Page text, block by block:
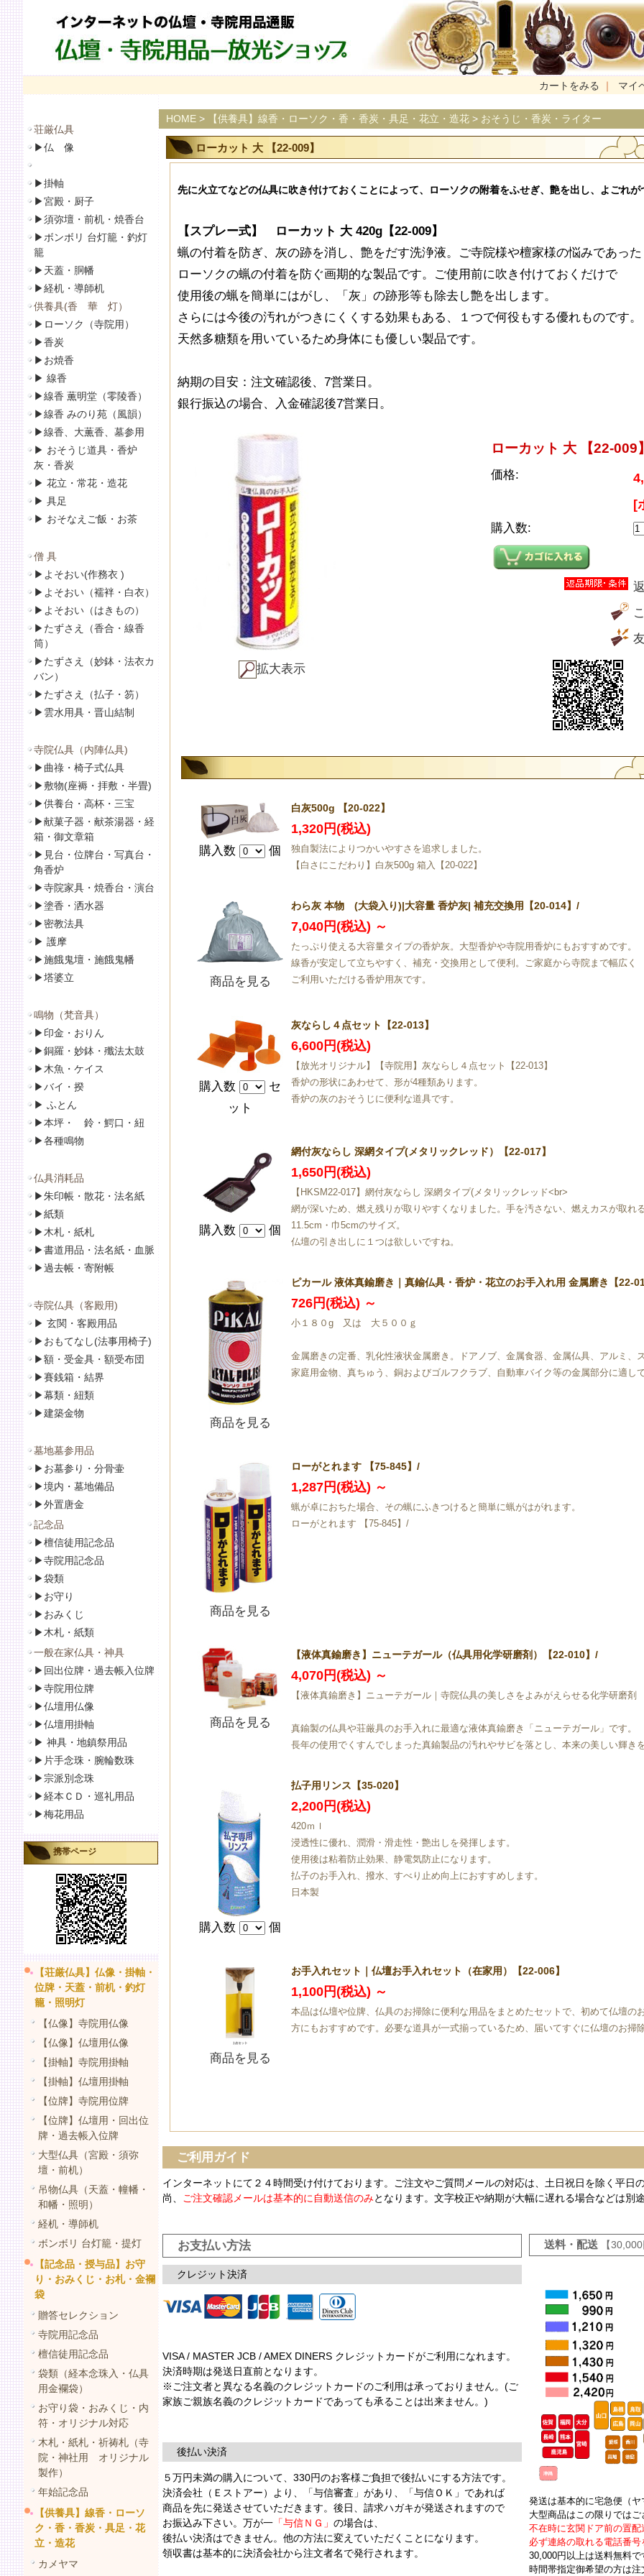
カートをみる ｜ マイ
荘厳仏具
▶仏 像
▶掛軸
▶宮殿・厨子
▶須弥壇・前机・焼香台
▶ ボンボリ 台灯籠・釣灯
籠
▶ 天蓋・胴幡
▶経机・導師机
供養具(香 華 灯）
▶ ローソク（寺院用）
▶香炭
▶ お焼香
▶ 線香
▶線香 薫明堂（零陵香）
▶線香 みのり苑（風韻）
▶線香、大薫香、墓参用
▶ おそうじ道具・香炉
灰・香炭
▶ 花立・常花・造花
▶ 具足
▶ おそなえご飯・お茶
僧 具
▶ よそおい(作務衣 )
▶ よそおい（襦袢・白衣）
▶ よそおい（はきもの）
▶ たずさえ（香合・線香
筒）
▶ たずさえ（妙鉢・法衣カ
バン）
▶ たずさえ（払子・笏）
▶ 雲水用具・晋山結制
寺院仏具（内陣仏具)
▶ 曲祿・椅子式仏具
▶ 敷物(座褥・拝敷・半畳)
▶供養台・高杯・三宝
▶献菓子器・献茶湯器・経
箱・御文章箱
▶ 見台・位牌台・写真台・
角香炉
▶寺院家具・焼香台・演台
▶塗香・洒水器
▶ 密教法具
▶ 護摩
▶施餓鬼壇・施餓鬼幡
▶塔婆立
鳴物（梵音具）
▶ 印金・おりん
▶銅羅・妙鉢・殲法太鼓
▶ 木魚・ケイス
▶バイ・揆
▶ ふとん
▶本坪・ 鈴・鰐口・紐
▶各種鳴物
仏具消耗品
▶朱印帳・散花・法名紙
▶紙類
▶ 木札・紙札
▶書道用品・法名紙・血脈
▶過去帳・寄附帳
寺院仏具（客殿用)
▶ 玄関・客殿用品
▶ おもてなし(法事用椅子)
▶額・受金具・額受布団
▶賽銭箱・結界
▶幕類・紐類
▶建築金物
墓地墓参用品
▶ お墓参り・分骨壷
▶境内・墓地備品
▶外置唐金
記念品
▶檀信徒用記念品
▶寺院用記念品
▶袋類
▶ お守り
▶おみくじ
▶ 木札・紙類
一般在家仏具・神具
▶ 回出位牌・過去帳入位牌
▶寺院用位牌
▶仏壇用仏像
▶仏壇用掛軸
▶ 神具・地鎮祭用品
▶ 片手念珠・腕輪数珠
▶ 宗派別念珠
▶経本ＣＤ・巡礼用品
▶梅花用品
携帯ページ
【荘厳仏具】仏像・掛軸・
位牌・天蓋・前机・釣灯
籠・照明灯
【仏像】寺院用仏像
【仏像】仏壇用仏像
【掛軸】寺院用掛軸
【掛軸】仏壇用掛軸
【位牌】寺院用位牌
【位牌】仏壇用・回出位
牌・過去帳入位牌
大型仏具（宮殿・須弥
壇・前机）
吊物仏具（天蓋・幢幡・
和幡・照明）
経机・導師机
ボンボリ 台灯籠・提灯
【記念品・授与品】お守
り・おみくじ・お札・金襴
袋
贈答セレクション
寺院用記念品
檀信徒用記念品
袋類（経本念珠入・仏具
用金襴袋）
お守り袋・おみくじ・内
符・オリジナル対応
木札・紙札・祈祷札（寺
院・神社用 オリジナル
製作）
年始記念品
【供養具】線香・ローソ
ク・香・香炭・具足・花
立・造花
カメヤマ
HOME > 【供養具】線香・ローソク・香・香炭・具足・花立・造花 > おそうじ・香炭・ライター
ローカット 大 【22-009】
先に火立てなどの仏具に吹き付けておくことによって、ローソクの附着をふせぎ、艶を出し、よごれが
【スプレー式】 ローカット 大 420g【22-009】
蝋の付着を防ぎ、灰の跡を消し、艶をだす洗浄液。ご寺院様や檀家様の悩みであった
ローソクの蝋の付着を防ぐ画期的な製品です。ご使用前に吹き付けておくだけで
使用後の蝋を簡単にはがし、「灰」の跡形等も除去し艶を出します。
さらには今後の汚れがつきにくくする効果もある、１つで何役もする優れものです。
天然多糖類を用いているため身体にも優しい製品です。
納期の目安：注文確認後、7営業日。
銀行振込の場合、入金確認後7営業日。
拡大表示
ローカット 大 【22-009】
価格:
[
購入数:
購入数 個
白灰500g 【20-022】
1,320円(税込)
独自製法によりつかいやすさを追求しました。
【白さにこだわり】白灰500g 箱入【20-022】
商品を見る
わら灰 本物 (大袋入り)|大容量 香炉灰| 補充交換用【20-014】/
7,040円(税込) ～
たっぷり使える大容量タイプの香炉灰。大型香炉や寺院用香炉にもおすすめです。
線香が安定して立ちやすく、補充・交換用として便利。ご家庭から寺院まで幅広く
ご利用いただける香炉用灰です。
購入数
セ
ット
灰ならし４点セット【22-013】
6,600円(税込)
【放光オリジナル】【寺院用】灰ならし４点セット【22-013】
香炉の形状にあわせて、形が4種類あります。
香炉の灰のおそうじに便利な道具です。
購入数 個
網付灰ならし 深網タイプ(メタリックレッド）【22-017】
1,650円(税込)
【HKSM22-017】網付灰ならし 深網タイプ(メタリックレッド<br>
網が深いため、燃え残りが取りやすくなりました。手を汚さない、燃えカスが取
11.5cm・巾5cmのサイズ。
仏壇の引き出しに１つは欲しいですね。
商品を見る
ピカール 液体真鍮磨き｜真鍮仏具・香炉・花立のお手入れ用 金属磨き【22-
726円(税込) ～
小１８０g 又は 大５００ｇ
金属磨きの定番、乳化性液状金属磨き。ドアノブ、金属食器、金属仏具、アルミ、
家庭用金物、真ちゅう、銅およびゴルフクラブ、自動車バイク等の金属部分に適して
商品を見る
ローがとれます 【75-845】/
1,287円(税込) ～
蝋が卓におちた場合、その蝋にふきつけると簡単に蝋がはがれます。
ローがとれます 【75-845】/
商品を見る
【液体真鍮磨き】ニューテガール（仏具用化学研磨剤）【22-010】/
4,070円(税込) ～
【液体真鍮磨き】ニューテガール｜寺院仏具の美しさをよみがえらせる化学研磨剤
真鍮製の仏具や荘厳具のお手入れに最適な液体真鍮磨き「ニューテガール」です。
長年の使用でくすんでしまった真鍮製品の汚れやサビを落とし、本来の美しい輝き
購入数 個
払子用リンス【35-020】
2,200円(税込)
420ｍｌ
浸透性に優れ、潤滑・滑走性・艶出しを発揮します。
使用後は粘着防止効果、静電気防止になります。
払子のお手入れ、撥水、すべり止め向上におすすめします。
日本製
商品を見る
お手入れセット｜仏壇お手入れセット（在家用）【22-006】
1,100円(税込) ～
本品は仏壇や位牌、仏具のお掃除に便利な用品をまとめたセットで、初めて仏壇の
方にもおすすめです。必要な道具が一式揃っているため、届いてすぐに仏壇のお掃
ご利用ガイド
インターネットにて２４時間受け付けております。ご注文やご質問メールの対応は、土日祝日を除く平日
尚、
ご注文確認メールは基本的に自動送信のみとなります。文字校正や納期が大幅に遅れる場合などは別
お支払い方法
クレジット決済
VISA / MASTER JCB / AMEX DINERS クレジットカードがご利用になれます。
決済時期は発送日直前となります。
※ご注文者と異なる名義のクレジットカードのご利用は承っておりません。(ご
家族ご親族名義のクレジットカードであっても承ることは出来ません。)
後払い決済
５万円未満の購入について、330円のお客様ご負担で後払いにする方法です。
決済会社（Ｅストアー）より、「与信審査」があり、「与信ＯＫ」であれば
商品を先に発送させていただきます。後日、請求ハガキが発送されますので
お振込み下さい。万が一 「与信ＮＧ」 の場合は、
後払い決済はできません。他の方法に変えていただくことになります。
領収書は基本的に決済会社から注文者名で発行されます。
送料・配送 【
発送は基本的に宅急便（ヤ
大型商品はこの限りではご
不在時に玄関ドア前の置配
必ず連絡の取れる電話番号
30,000円以上は送料無料で
時間帯指定御希望の方は注